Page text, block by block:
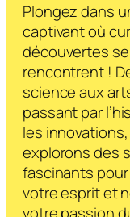
Plongez dans
captivant où
découvertes se
rencontrent !
science aux
passant par
les
explorons des
fascinants
votre esprit et